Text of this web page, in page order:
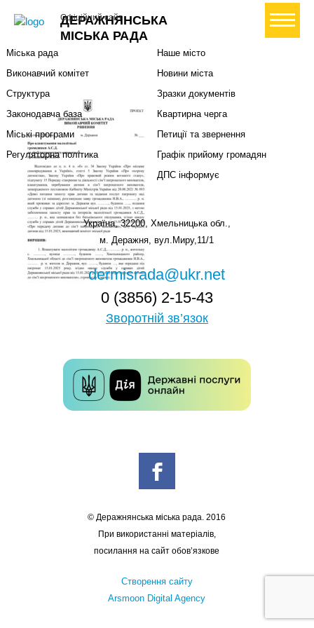
ДЕРАЖНЯНСЬКА
МІСЬКА РАДА
Офіційний сайт+ Створити петицію
Міський голова
Міська рада
Виконавчий комітет
Структура
Законодавча база
Міські програми
Регуляторна політика
Наше місто
Новини міста
Зразки документів
Квартирна черга
Петиції та звернення
Графік прийому громадян
ДПС інформує
Україна, 32200, Хмельницька обл.,
м. Деражня, вул.Миру,11/1
dermisrada@ukr.net
0 (3856) 2-15-43
Зворотній зв’язок
© Деражнянська міська рада. 2016
При використанні матеріалів,
посилання на сайт обов’язкове
Створення сайту
Arsmoon Digital Agency